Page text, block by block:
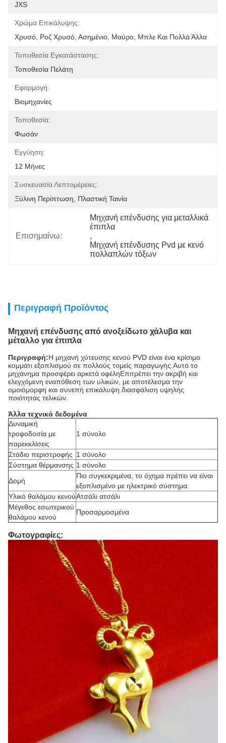
JXS
Χρώμα Επικάλυψης:
Χρυσό, Ροζ Χρυσό, Ασημένιο, Μαύρο, Μπλε Και Πολλά Άλλα
Τοποθεσία Εγκατάστασης:
Τοποθεσία Πελάτη
Εφαρμογή:
Βιομηχανίες
Τοποθεσία:
Φωσάν
Εγγύηση:
12 Μήνες
Συσκευασία Λεπτομέρειες:
Ξύλινη Περίπτωση, Πλαστική Ταινία
Επισημαίνω:
Μηχανή επένδυσης για μεταλλικά
έπιπλα
,
Μηχανή επένδυσης Pvd με κενό
πολλαπλών τόξων
Περιγραφή Προϊόντος
Μηχανή επένδυσης από ανοξείδωτο χάλυβα και
μέταλλο για έπιπλα
Περιγραφή:Η μηχανή χύτευσης κενού PVD είναι ένα κρίσιμο
κομμάτι εξοπλισμού σε πολλούς τομείς παραγωγής.Αυτό το
μηχάνημα προσφέρει αρκετά οφέληΕπιτρέπει την ακριβή και
ελεγχόμενη εναπόθεση των υλικών, με αποτέλεσμα την
ομοιόμορφη και συνεπή επικάλυψη.διασφάλιση υψηλής
ποιότητας τελικών.
Άλλα τεχνικά δεδομένα
Δυναμική
τροφοδοσία με
παρεκκλίσεις
1 σύνολο
Στάδιο περιστροφής 1 σύνολο
Σύστημα θέρμανσης 1 σύνολο
Δομή
Πιο συγκεκριμένα, το όχημα πρέπει να είναι
εξοπλισμένο με ηλεκτρικό σύστημα.
Υλικό θαλάμου κενούΑτσάλι ατσάλι
Μέγεθος εσωτερικού
θαλάμου κενού
Προσαρμοσμένα
Φωτογραφίες: